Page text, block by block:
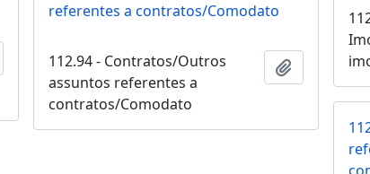
Adicionar a área de transferência
referentes a contratos/Comodato
112.94 - Contratos/Outros
assuntos referentes a
contratos/Comodato
Adicionar a